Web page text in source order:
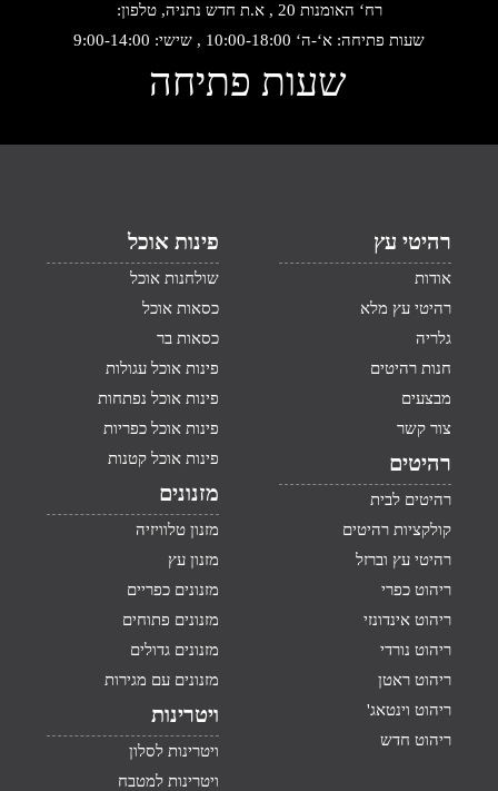
רח‘ האומנות 20 , א.ת חדש נתניה, טלפון:
שעות פתיחה: א‘-ה‘ 10:00-18:00 , שישי: 9:00-14:00
שעות פתיחה
רהיטי עץ
אודות
רהיטי עץ מלא
גלריה
חנות רהיטים
מבצעים
צור קשר
רהיטים
רהיטים לבית
קולקציות רהיטים
רהיטי עץ וברזל
ריהוט כפרי
ריהוט אינדונזי
ריהוט נורדי
ריהוט ראטן
ריהוט וינטאג'
ריהוט חדש
פינות אוכל
שולחנות אוכל
כסאות אוכל
כסאות בר
פינות אוכל עגולות
פינות אוכל נפתחות
פינות אוכל כפריות
פינות אוכל קטנות
מזנונים
מזנון טלוויזיה
מזנון עץ
מזנונים כפריים
מזנונים פתוחים
מזנונים גדולים
מזנונים עם מגירות
ויטרינות
ויטרינות לסלון
ויטרינות למטבח